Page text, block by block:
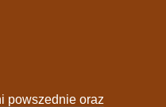
powszednie oraz